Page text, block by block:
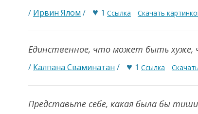
/ Ирвин Ялом / ♥ 1 Ссылка Скачать
Единственное, что может быть хуже,
/ Калпана Сваминатан / ♥ 1 Ссылка
Представьте себе, какая была бы